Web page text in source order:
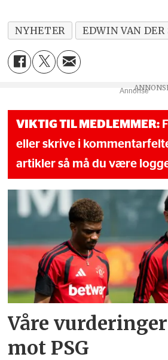
NYHETER EDWIN VAN DER
Annonse
VIKTIG TIL MEDLEMMER:
eller skrive i
artikler så må du være
Våre
mot PSG